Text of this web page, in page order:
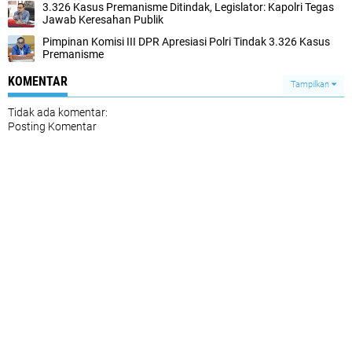
3.326 Kasus Premanisme Ditindak, Legislator: Kapolri Tegas
Jawab Keresahan Publik
Pimpinan Komisi III DPR Apresiasi Polri Tindak 3.326 Kasus
Premanisme
KOMENTAR Tampilkan
Tidak ada komentar:
Posting Komentar